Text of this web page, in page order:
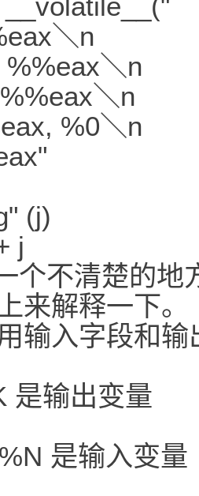
＼n
＼n
＼n
%0＼n
(j)
j
个不清楚的地
来解释一下。
输入字段和
是输出变量
是输入变量